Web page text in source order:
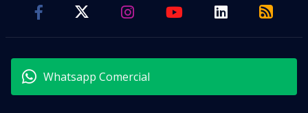
Whatsapp Comercial